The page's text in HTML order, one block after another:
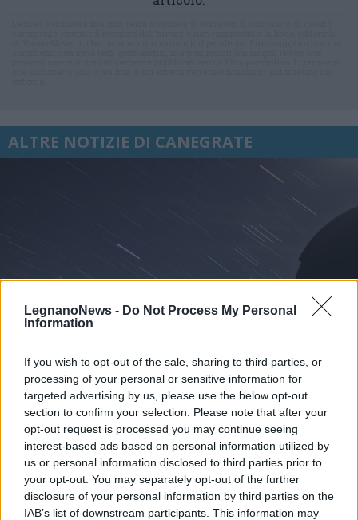
LegnanoNews - Do Not Process My Personal
Information
If you wish to opt-out of the sale, sharing to third parties, or
processing of your personal or sensitive information for
targeted advertising by us, please use the below opt-out
section to confirm your selection. Please note that after your
opt-out request is processed you may continue seeing
interest-based ads based on personal information utilized by
us or personal information disclosed to third parties prior to
your opt-out. You may separately opt-out of the further
disclosure of your personal information by third parties on the
IAB’s list of downstream participants. This information may
ALTRE NOTIZIE DI CANEGRATE
EVENTI
Tra stelle, trekking ed
enogastronomia e notte di San
Lorenzo. Dove vedere le stelle
cadenti in Lombardia